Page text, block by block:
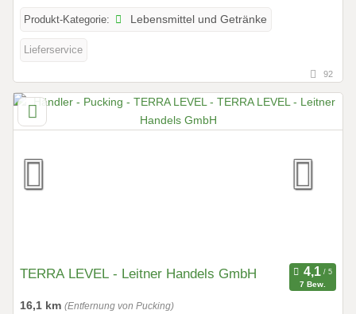
Produkt-Kategorie: Lebensmittel und Getränke
Lieferservice
92
TERRA LEVEL - Leitner Handels GmbH
7 Bew.
16,1 km (Entfernung von Pucking)